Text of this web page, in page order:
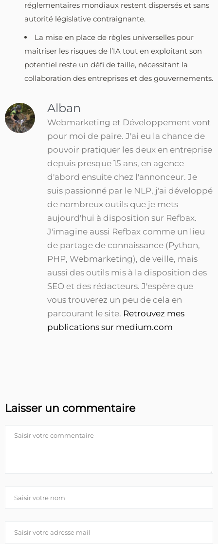
réglementaires mondiaux restent dispersés et sans
autorité législative contraignante.
La mise en place de règles universelles pour
maîtriser les risques de l’IA tout en exploitant son
potentiel reste un défi de taille, nécessitant la
collaboration des entreprises et des gouvernements.
Alban
Webmarketing et Développement vont
pour moi de paire. J'ai eu la chance de
pouvoir pratiquer les deux en entreprise
depuis presque 15 ans, en agence
d'abord ensuite chez l'annonceur. Je
suis passionné par le NLP, j'ai développé
de nombreux outils que je mets
aujourd'hui à disposition sur Refbax.
J'imagine aussi Refbax comme un lieu
de partage de connaissance (Python,
PHP, Webmarketing), de veille, mais
aussi des outils mis à la disposition des
SEO et des rédacteurs. J'espère que
vous trouverez un peu de cela en
parcourant le site. Retrouvez mes
publications sur medium.com
Laisser un commentaire